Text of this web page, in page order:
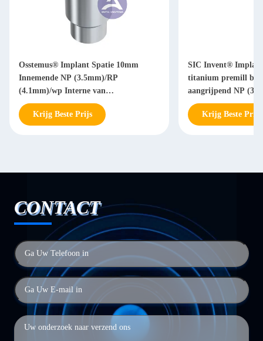
Osstemus® Implant Spatie 10mm
Innemende NP (3.5mm)/RP
(4.1mm)/wp Interne van
Titaniumpremill (5.1mm)
Krijg Beste Prijs
SIC Invent®
titanium premill
aangrijpend NP
mm)
Krijg Beste Prijs
CONTACT